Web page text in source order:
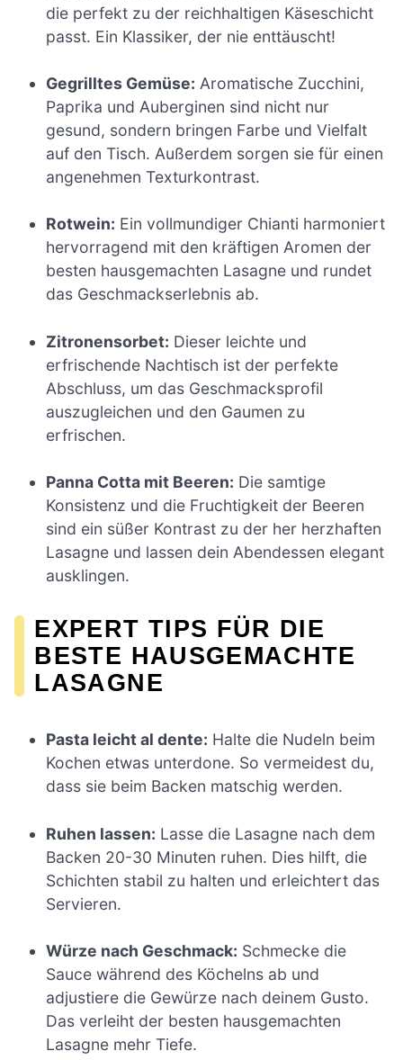
die perfekt zu der reichhaltigen Käseschicht
passt. Ein Klassiker, der nie enttäuscht!
Gegrilltes Gemüse: Aromatische Zucchini,
Paprika und Auberginen sind nicht nur
gesund, sondern bringen Farbe und Vielfalt
auf den Tisch. Außerdem sorgen sie für einen
angenehmen Texturkontrast.
Rotwein: Ein vollmundiger Chianti harmoniert
hervorragend mit den kräftigen Aromen der
besten hausgemachten Lasagne und rundet
das Geschmackserlebnis ab.
Zitronensorbet: Dieser leichte und
erfrischende Nachtisch ist der perfekte
Abschluss, um das Geschmacksprofil
auszugleichen und den Gaumen zu
erfrischen.
Panna Cotta mit Beeren: Die samtige
Konsistenz und die Fruchtigkeit der Beeren
sind ein süßer Kontrast zu der her herzhaften
Lasagne und lassen dein Abendessen elegant
ausklingen.
EXPERT TIPS FÜR DIE
BESTE HAUSGEMACHTE
LASAGNE
Pasta leicht al dente: Halte die Nudeln beim
Kochen etwas unterdone. So vermeidest du,
dass sie beim Backen matschig werden.
Ruhen lassen: Lasse die Lasagne nach dem
Backen 20-30 Minuten ruhen. Dies hilft, die
Schichten stabil zu halten und erleichtert das
Servieren.
Würze nach Geschmack: Schmecke die
Sauce während des Köchelns ab und
adjustiere die Gewürze nach deinem Gusto.
Das verleiht der besten hausgemachten
Lasagne mehr Tiefe.